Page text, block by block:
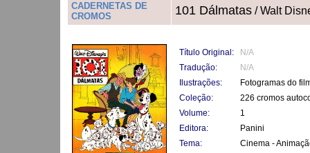
CADERNETAS DE
CROMOS
101 Dálmatas/ Walt
Título Original:
N/A
Tradução:
N/A
Ilustrações:
Fotogramas do
Coleção:
226 cromos
Volume:
1
Editora:
Panini
Tema:
Cinema -